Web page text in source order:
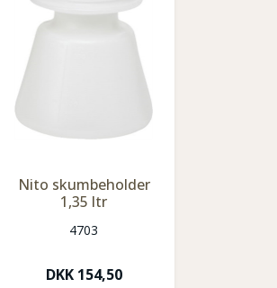
Nito skumbeholder
1,35 ltr
4703
DKK 154,50